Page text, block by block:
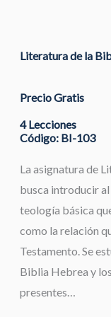
Literatura de la
Precio Gratis
4 Lecciones
Código: BI-103
La asignatura de
busca introducir
teología básica
como la relación
Testamento. Se
Biblia Hebrea y
presentes…